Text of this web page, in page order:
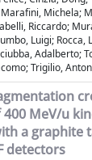
Michela;
Riccardo;
Luigi; Rocca,
Adalberto;
Trigilio,
400 MeV/u
a graphite
detectors